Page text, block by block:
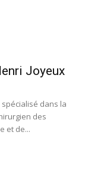
Joyeux
spécialisé dans la
des
et de...